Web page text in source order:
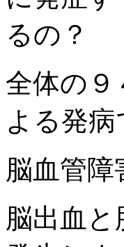
全体の９
よる発病
脳血管障
脳出血